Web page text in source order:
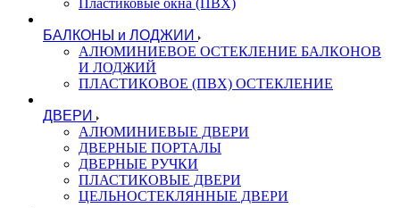
Пластиковые окна (ПВХ)
БАЛКОНЫ и ЛОДЖИИ
АЛЮМИНИЕВОЕ ОСТЕКЛЕНИЕ БАЛКОНОВ
И ЛОДЖИЙ
ПЛАСТИКОВОЕ (ПВХ) ОСТЕКЛЕНИЕ
ДВЕРИ
АЛЮМИНИЕВЫЕ ДВЕРИ
ДВЕРНЫЕ ПОРТАЛЫ
ДВЕРНЫЕ РУЧКИ
ПЛАСТИКОВЫЕ ДВЕРИ
ЦЕЛЬНОСТЕКЛЯННЫЕ ДВЕРИ